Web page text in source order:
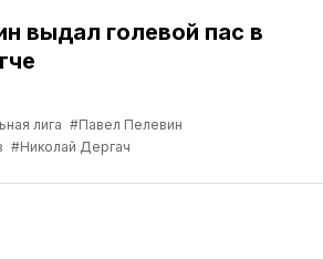
выдал голевой пас в
лига #Павел Пелевин
#Николай Дергач